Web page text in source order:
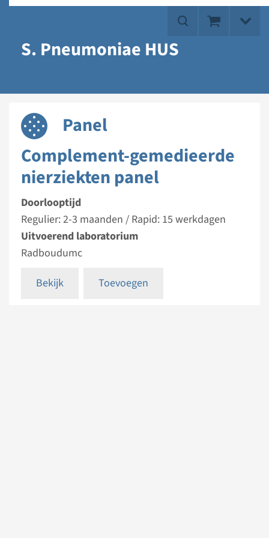
S. Pneumoniae HUS
Panel
Complement-gemedieerde
nierziekten panel
Doorlooptijd
Regulier: 2-3 maanden / Rapid: 15 werkdagen
Uitvoerend laboratorium
Radboudumc
Bekijk
Toevoegen